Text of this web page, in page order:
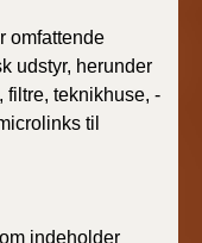
omfattende
udstyr, herunder
teknikhuse, -
til
indeholder